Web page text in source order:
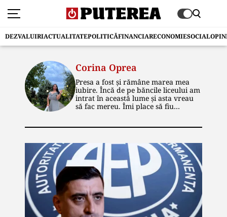
DEZVALUIRIACTUALITATEPOLITICĂFINANCIARECONOMIESOCIAL
Corina Oprea
Presa a fost și rămâne marea mea
iubire. Încă de pe băncile liceului am
intrat în această lume și asta vreau
să fac mereu. Îmi place să fiu
celorlalți. Mondenul m-a fascinat la
acum, cea care mă incită și pe care o
descopăr mai mult pe zi ce trece.